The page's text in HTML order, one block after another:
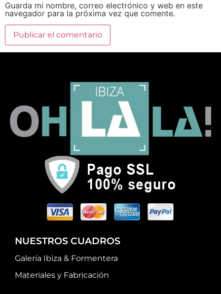
Guarda mi nombre, correo electrónico y web en este
navegador para la próxima vez que comente.
NUESTROS CUADROS
Galería Ibiza & Formentera
Materiales y Fabricación